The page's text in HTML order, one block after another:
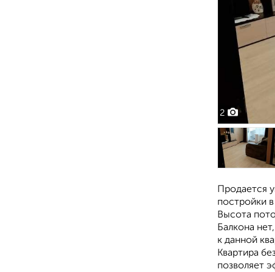
2
Продается
постройки
Высота
Балкона
к данной
Квартира
позволяет